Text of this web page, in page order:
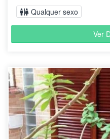
Qualquer sexo
Ver